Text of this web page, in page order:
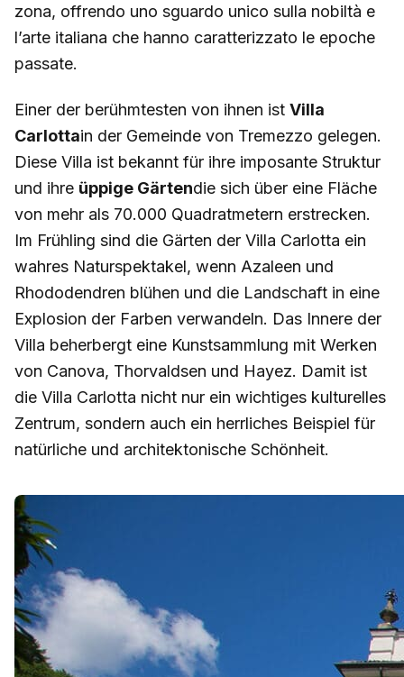
zona, offrendo uno sguardo unico sulla nobiltà e
l’arte italiana che hanno caratterizzato le epoche
passate.
Einer der berühmtesten von ihnen ist Villa
Carlottain der Gemeinde von Tremezzo gelegen.
Diese Villa ist bekannt für ihre imposante Struktur
und ihre üppige Gärtendie sich über eine Fläche
von mehr als 70.000 Quadratmetern erstrecken.
Im Frühling sind die Gärten der Villa Carlotta ein
wahres Naturspektakel, wenn Azaleen und
Rhododendren blühen und die Landschaft in eine
Explosion der Farben verwandeln. Das Innere der
Villa beherbergt eine Kunstsammlung mit Werken
von Canova, Thorvaldsen und Hayez. Damit ist
die Villa Carlotta nicht nur ein wichtiges kulturelles
Zentrum, sondern auch ein herrliches Beispiel für
natürliche und architektonische Schönheit.